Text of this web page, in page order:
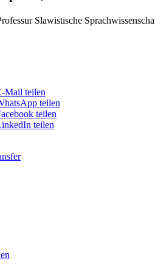
Slawistische
Mail teilen
teilen
teilen
teilen